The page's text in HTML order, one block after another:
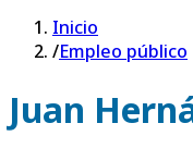
Inicio
/Empleo público
Juan